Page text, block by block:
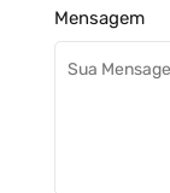
Mensagem